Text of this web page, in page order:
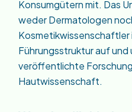
Konsumgütern mit. Das
weder Dermatologen
Führungsstruktur auf und
veröffentlichte
Hautwissenschaft.